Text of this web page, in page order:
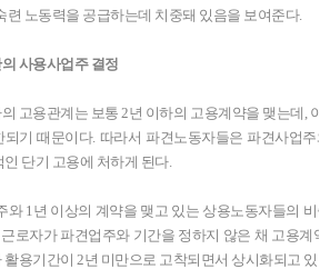
련 노동력을 공급하는데 치중돼 있음을 보여준다.
사용사업주 결정
고용관계는 보통 2년 이하의 고용계약을 맺는데,
기 때문이다. 따라서 파견노동자들은 파견사업주
단기 고용에 처하게 된다.
와 1년 이상의 계약을 맺고 있는 상용노동자들의 비
로자가 파견업주와 기간을 정하지 않은 채 고용계
용기간이 2년 미만으로 고착되면서 상시화되고 있